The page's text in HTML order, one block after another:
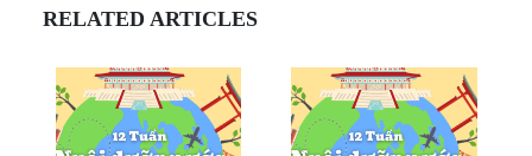
RELATED ARTICLES